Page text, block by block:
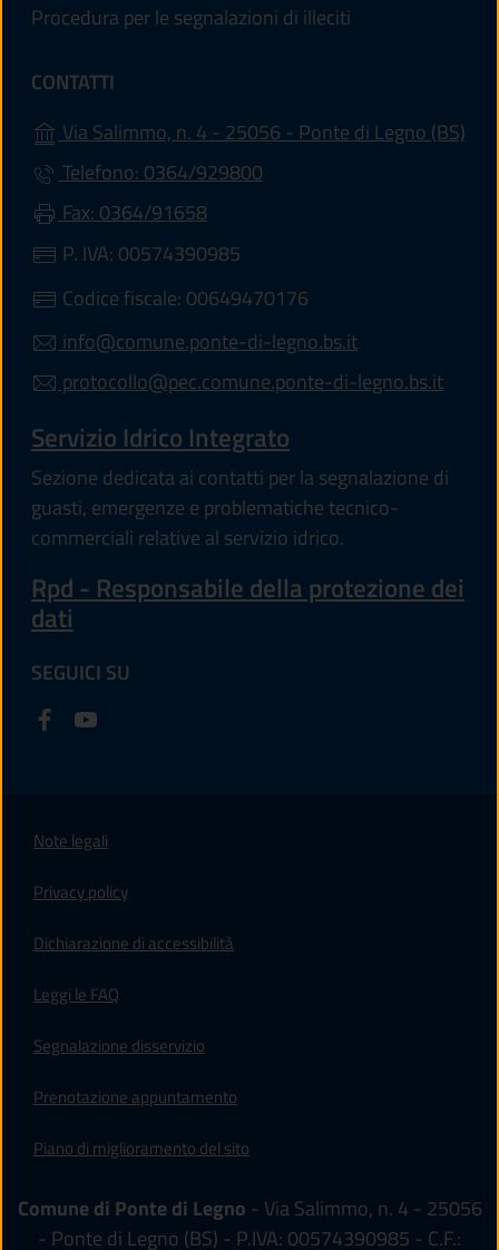
Procedura per le segnalazioni di illeciti
CONTATTI
Via Salimmo, n. 4 - 25056 - Ponte di Legno (BS)
Telefono: 0364/929800
Fax: 0364/91658
P. IVA: 00574390985
Codice fiscale: 00649470176
info@comune.ponte-di-legno.bs.it
protocollo@pec.comune.ponte-di-legno.bs.it
Servizio Idrico Integrato
Sezione dedicata ai contatti per la segnalazione di
guasti, emergenze e problematiche tecnico-
commerciali relative al servizio idrico.
Rpd - Responsabile della protezione dei
dati
SEGUICI SU
Note legali
Privacy policy
Dichiarazione di accessibilità
Leggi le FAQ
Segnalazione disservizio
Prenotazione appuntamento
Piano di miglioramento del sito
Comune di Ponte di Legno - Via Salimmo, n. 4 - 25056
- Ponte di Legno (BS) - P.IVA: 00574390985 - C.F.: